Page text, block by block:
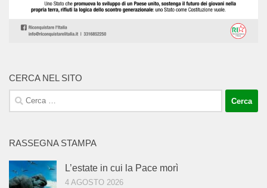
CERCA NEL SITO
Ricerca
per:
RASSEGNA STAMPA
L’estate in cui la Pace morì
4 AGOSTO 2026